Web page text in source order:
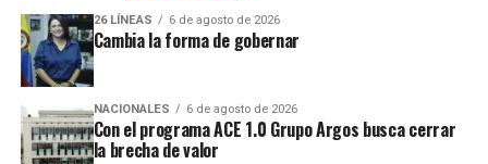
26 LÍNEAS 6 de agosto de 2026
Cambia la forma de gobernar
NACIONALES 6 de agosto de 2026
Con el programa ACE 1.0 Grupo Argos busca cerrar
la brecha de valor